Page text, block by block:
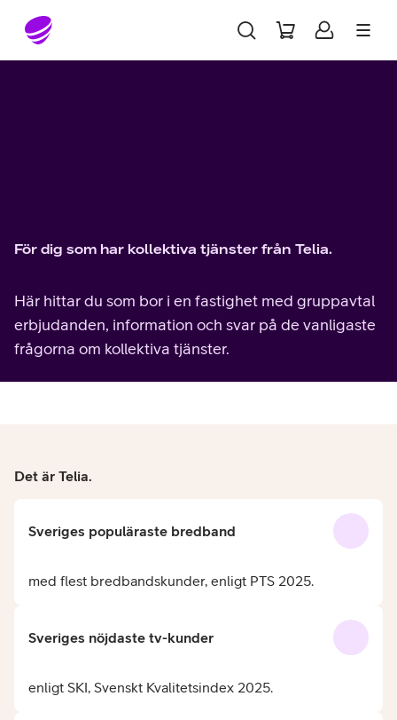
Gå till sidans innehåll
För dig som har kollektiva tjänster från Telia.
Här hittar du som bor i en fastighet med gruppavtal
erbjudanden, information och svar på de vanligaste
frågorna om kollektiva tjänster.
Det är Telia.
Sveriges populäraste bredband
med flest bredbandskunder, enligt PTS 2025.
Sveriges nöjdaste tv-kunder
enligt SKI, Svenskt Kvalitetsindex 2025.